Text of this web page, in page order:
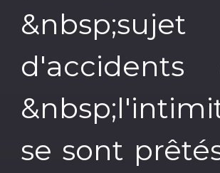
se sont